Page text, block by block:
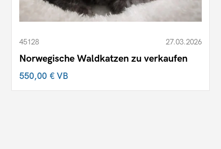
45128 27.03.2026
Norwegische Waldkatzen zu verkaufen
550,00 €VB